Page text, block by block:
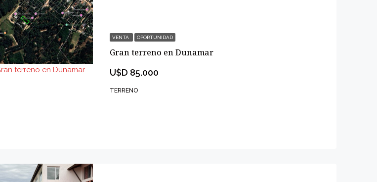
VENTA OPORTUNIDAD
Gran terreno en Dunamar
U$D 85.000
TERRENO